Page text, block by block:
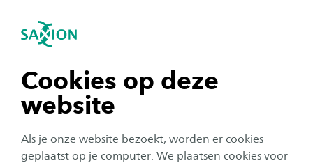
Cookies op deze
website
Als je onze website bezoekt, worden er cookies
geplaatst op je computer. We plaatsen cookies voor
Navigatie openen
tonen
tonen
tonen
sluiten
Startup Ondernemer
Subnavigatie tonen